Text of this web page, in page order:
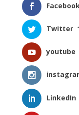
Twitter
youtube
LinkedIn